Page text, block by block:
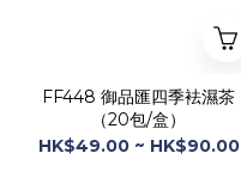
FF448 御品匯四季袪濕茶
（20包/盒）
HK$49.00 ~ HK$90.00